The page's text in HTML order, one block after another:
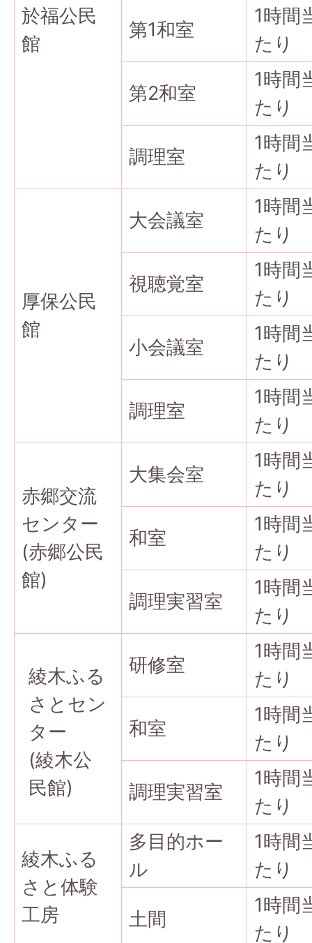
於福公民
館
第1和室
1時間
たり
第2和室
1時間
たり
調理室
1時間
たり
厚保公民
館
大会議室
1時間
たり
視聴覚室
1時間
たり
小会議室
1時間
たり
調理室
1時間
たり
赤郷交流
センター
(赤郷公民
館)
大集会室
1時間
たり
和室
1時間
たり
調理実習室
1時間
たり
綾木ふる
さとセン
ター
(綾木公
民館)
研修室
1時間
たり
和室
1時間
たり
調理実習室
1時間
たり
綾木ふる
さと体験
工房
多目的ホー
ル
1時間
たり
土間
1時間
たり